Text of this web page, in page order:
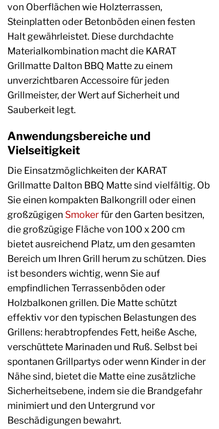
von Oberflächen wie Holzterrassen,
Steinplatten oder Betonböden einen festen
Halt gewährleistet. Diese durchdachte
Materialkombination macht die KARAT
Grillmatte Dalton BBQ Matte zu einem
unverzichtbaren Accessoire für jeden
Grillmeister, der Wert auf Sicherheit und
Sauberkeit legt.
Anwendungsbereiche und
Vielseitigkeit
Die Einsatzmöglichkeiten der KARAT
Grillmatte Dalton BBQ Matte sind vielfältig. Ob
Sie einen kompakten Balkongrill oder einen
großzügigen Smokerfür den Garten besitzen,
die großzügige Fläche von 100 x 200 cm
bietet ausreichend Platz, um den gesamten
Bereich um Ihren Grill herum zu schützen. Dies
ist besonders wichtig, wenn Sie auf
empfindlichen Terrassenböden oder
Holzbalkonen grillen. Die Matte schützt
effektiv vor den typischen Belastungen des
Grillens: herabtropfendes Fett, heiße Asche,
verschüttete Marinaden und Ruß. Selbst bei
spontanen Grillpartys oder wenn Kinder in der
Nähe sind, bietet die Matte eine zusätzliche
Sicherheitsebene, indem sie die Brandgefahr
minimiert und den Untergrund vor
Beschädigungen bewahrt.